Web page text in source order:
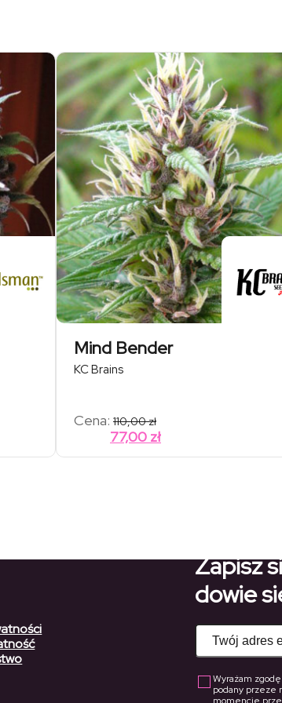
Mind Bender
KC Brains
Cena: 110,00zł
77,00 zł
Zapisz
dowie
Wyrażam
podany przeze